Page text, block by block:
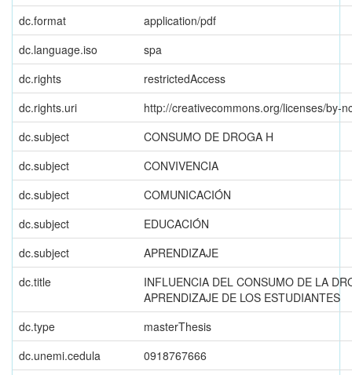
dc.format
application/pdf
dc.language.iso
spa
dc.rights
restrictedAccess
dc.rights.uri
http://creativecommons.org/licenses/by-
dc.subject
CONSUMO DE DROGA H
dc.subject
CONVIVENCIA
dc.subject
COMUNICACIÓN
dc.subject
EDUCACIÓN
dc.subject
APRENDIZAJE
dc.title
INFLUENCIA DEL CONSUMO DE LA
APRENDIZAJE DE LOS ESTUDIANTES
dc.type
masterThesis
dc.unemi.cedula
0918767666